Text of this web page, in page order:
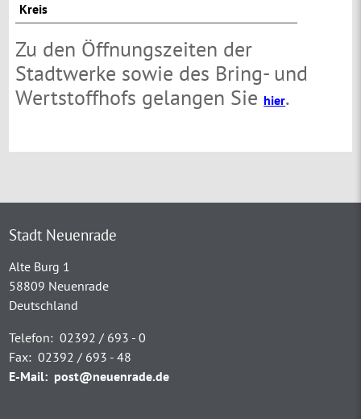
Kreis
Zu den Öffnungszeiten der
Stadtwerke sowie des Bring- und
Wertstoffhofs gelangen Siehier.
Stadt Neuenrade
Alte Burg 1
58809 Neuenrade
Deutschland
Telefon: 02392 / 693 - 0
Fax: 02392 / 693 - 48
E-Mail: post@neuenrade.de